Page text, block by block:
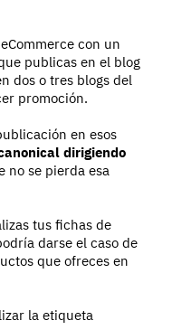
con un
publicas en el blog
dos o tres blogs del
promoción.
en esos
dirigiendo
no se pierda esa
tus fichas de
darse el caso de
que ofreces en
la etiqueta